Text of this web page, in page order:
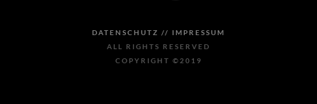
DATENSCHUTZ // IMPRESSUM
ALL RIGHTS RESERVED
COPYRIGHT ©2019